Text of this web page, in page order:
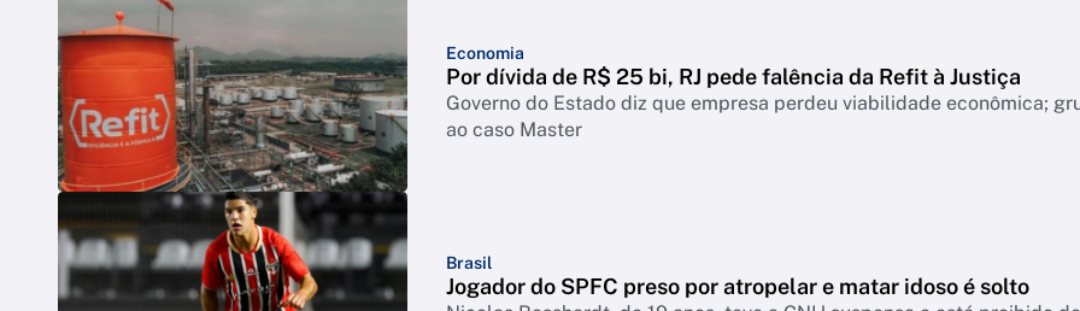
Economia
Por dívida de R$ 25 bi, RJ pede falência da Refit à Justiça
Governo do Estado diz que empresa perdeu viabilidade econômica;
ao caso Master
Brasil
Jogador do SPFC preso por atropelar e matar idoso é solto